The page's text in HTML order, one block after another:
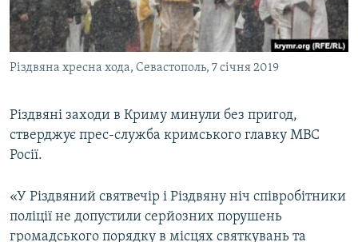
ВІДЕОУРОКИ «ELIFBE»
СВІДЧЕННЯ ОКУПАЦІЇ
УКРАЇНСЬКА ПРОБЛЕМА КРИМУ
Русский
Qırımtatar
Різдвяна хресна хода, Севастополь, 7 січня 2019
Різдвяні заходи в Криму минули без пригод,
стверджує прес-служба кримського главку МВС
Росії.
«У Різдвяний святвечір і Різдвяну ніч співробітники
поліції не допустили серйозних порушень
громадського порядку в місцях святкувань та